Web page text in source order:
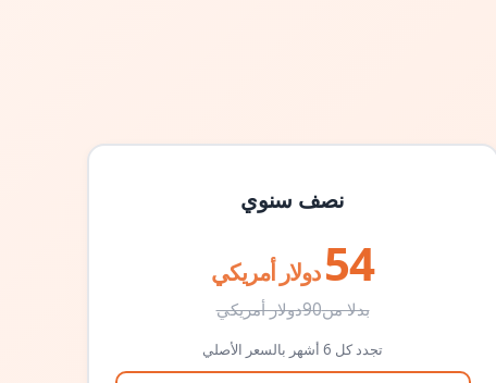
نصف سنوي
54 دولار أمريكي
بدلا من90دولار أمريكي
تجدد كل 6 أشهر بالسعر الأصلي